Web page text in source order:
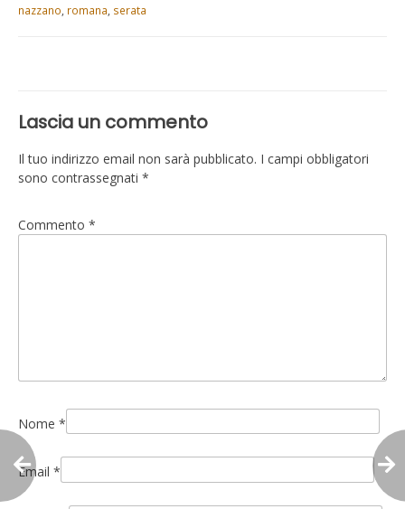
nazzano, romana, serata
Lascia un commento
Il tuo indirizzo email non sarà pubblicato. I campi obbligatori
sono contrassegnati *
Commento *
Nome *
Email *